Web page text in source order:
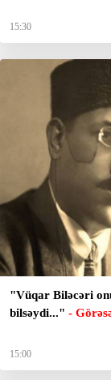
15:30
"Vüqar Biləcəri
bilsəydi..." -
15:00